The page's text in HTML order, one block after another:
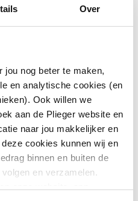
Over
nog beter te maken,
en analytische cookies (en
Ook willen we
aan de Plieger website en
naar jou makkelijker en
cookies kunnen wij en
binnen en buiten de
en verzamelen.
Houdt de laatst
gekozen
delivery
method in de
checkout bij
1
r
Registreert
1